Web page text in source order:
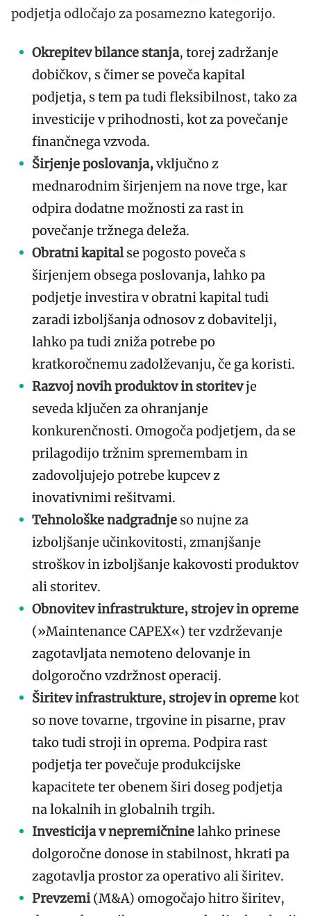
podjetja odločajo za posamezno kategorijo.
Okrepitev bilance stanja, torej zadržanje
dobičkov, s čimer se poveča kapital
podjetja, s tem pa tudi fleksibilnost, tako za
investicije v prihodnosti, kot za povečanje
finančnega vzvoda.
Širjenje poslovanja,vključno z
mednarodnim širjenjem na nove trge, kar
odpira dodatne možnosti za rast in
povečanje tržnega deleža.
Obratni kapitalse pogosto poveča s
širjenjem obsega poslovanja, lahko pa
podjetje investira v obratni kapital tudi
zaradi izboljšanja odnosov z dobavitelji,
lahko pa tudi zniža potrebe po
kratkoročnemu zadolževanju, če ga koristi.
Razvoj novih produktov in storitevje
seveda ključen za ohranjanje
konkurenčnosti. Omogoča podjetjem, da se
prilagodijo tržnim spremembam in
zadovoljujejo potrebe kupcev z
inovativnimi rešitvami.
Tehnološke nadgradnje so nujne za
izboljšanje učinkovitosti, zmanjšanje
stroškov in izboljšanje kakovosti produktov
ali storitev.
Obnovitev infrastrukture, strojev in opreme
(»Maintenance CAPEX«) ter vzdrževanje
zagotavljata nemoteno delovanje in
dolgoročno vzdržnost operacij.
Širitev infrastrukture, strojev in opremekot
so nove tovarne, trgovine in pisarne, prav
tako tudi stroji in oprema. Podpira rast
podjetja ter povečuje produkcijske
kapacitete ter obenem širi doseg podjetja
na lokalnih in globalnih trgih.
Investicija v nepremičninelahko prinese
dolgoročne donose in stabilnost, hkrati pa
zagotavlja prostor za operativo ali širitev.
Prevzemi(M&A) omogočajo hitro širitev,